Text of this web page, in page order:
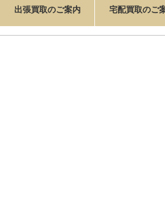
出張買取のご案内 宅配買取のご